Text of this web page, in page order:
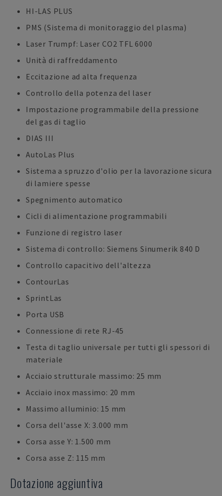
HI-LAS PLUS
PMS (Sistema di monitoraggio del plasma)
Laser Trumpf: Laser CO2 TFL 6000
Unità di raffreddamento
Eccitazione ad alta frequenza
Controllo della potenza del laser
Impostazione programmabile della pressione
del gas di taglio
DIAS III
AutoLas Plus
Sistema a spruzzo d'olio per la lavorazione sicura
di lamiere spesse
Spegnimento automatico
Cicli di alimentazione programmabili
Funzione di registro laser
Sistema di controllo: Siemens Sinumerik 840 D
Controllo capacitivo dell'altezza
ContourLas
SprintLas
Porta USB
Connessione di rete RJ-45
Testa di taglio universale per tutti gli spessori di
materiale
Acciaio strutturale massimo: 25 mm
Acciaio inox massimo: 20 mm
Massimo alluminio: 15 mm
Corsa dell'asse X: 3.000 mm
Corsa asse Y: 1.500 mm
Corsa asse Z: 115 mm
Dotazione aggiuntiva